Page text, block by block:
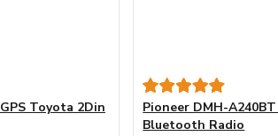
Toyota 2Din
Pioneer DMH-
Bluetooth Radio